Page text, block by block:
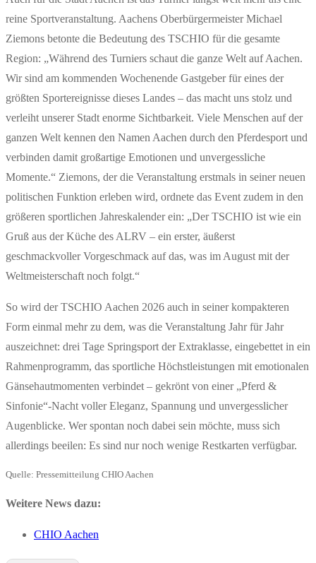
reine Sportveranstaltung. Aachens Oberbürgermeister Michael
Ziemons betonte die Bedeutung des TSCHIO für die gesamte
Region: „Während des Turniers schaut die ganze Welt auf Aachen.
Wir sind am kommenden Wochenende Gastgeber für eines der
größten Sportereignisse dieses Landes – das macht uns stolz und
verleiht unserer Stadt enorme Sichtbarkeit. Viele Menschen auf der
ganzen Welt kennen den Namen Aachen durch den Pferdesport und
verbinden damit großartige Emotionen und unvergessliche
Momente.“ Ziemons, der die Veranstaltung erstmals in seiner neuen
politischen Funktion erleben wird, ordnete das Event zudem in den
größeren sportlichen Jahreskalender ein: „Der TSCHIO ist wie ein
Gruß aus der Küche des ALRV – ein erster, äußerst
geschmackvoller Vorgeschmack auf das, was im August mit der
Weltmeisterschaft noch folgt.“
So wird der TSCHIO Aachen 2026 auch in seiner kompakteren
Form einmal mehr zu dem, was die Veranstaltung Jahr für Jahr
auszeichnet: drei Tage Springsport der Extraklasse, eingebettet in ein
Rahmenprogramm, das sportliche Höchstleistungen mit emotionalen
Gänsehautmomenten verbindet – gekrönt von einer „Pferd &
Sinfonie“-Nacht voller Eleganz, Spannung und unvergesslicher
Augenblicke. Wer spontan noch dabei sein möchte, muss sich
allerdings beeilen: Es sind nur noch wenige Restkarten verfügbar.
Quelle: Pressemitteilung CHIO Aachen
Weitere News dazu:
CHIO Aachen